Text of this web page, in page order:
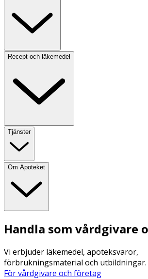
Recept och läkemedel
Tjänster
Om Apoteket
Handla som vårdgivare
Vi erbjuder läkemedel, apoteksvaror,
förbrukningsmaterial och utbildningar.
För vårdgivare och företag